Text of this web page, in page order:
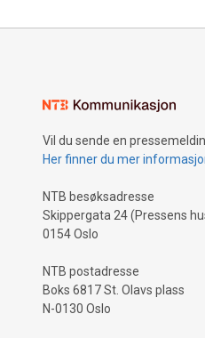
Vil du sende en
Her finner du mer
NTB besøksadresse
Skippergata 24 (Pressens
0154 Oslo
NTB postadresse
Boks 6817 St. Olavs plass
N-0130 Oslo